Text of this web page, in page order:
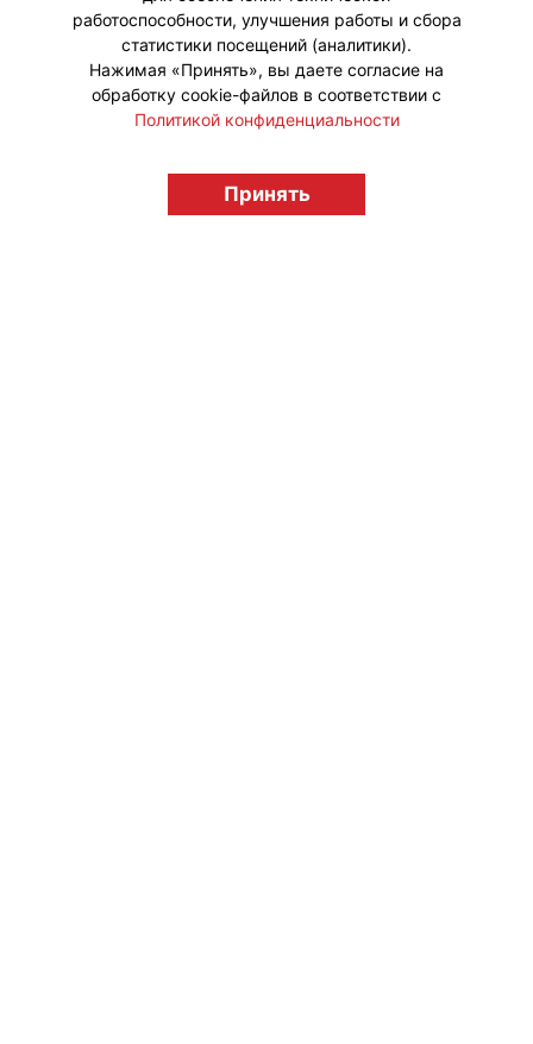
работоспособности, улучшения работы и сбора
статистики посещений (аналитики).
Нажимая «Принять», вы даете согласие на
обработку cookie-файлов в соответствии с
Политикой конфиденциальности
Принять